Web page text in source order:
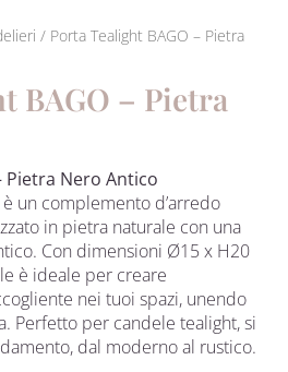
/ Porta Tealight BAGO – Pietra
BAGO – Pietra
Pietra Nero Antico
è un complemento d’arredo
in pietra naturale con una
Con dimensioni Ø15 x H20
è ideale per creare
nei tuoi spazi, unendo
Perfetto per candele tealight, si
dal moderno al rustico.